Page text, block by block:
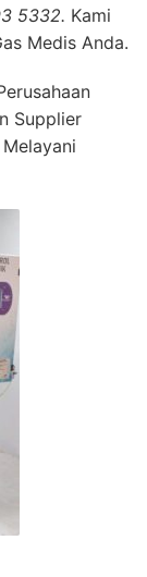
5332. Kami
Medis Anda.
Supplier